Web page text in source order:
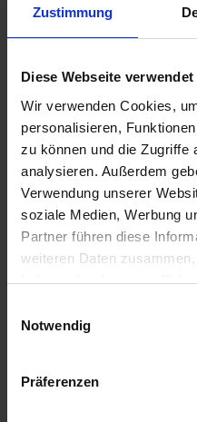
Zustimmung
Diese Webseite
Wir verwenden Cookies,
personalisieren,
zu können und die Zugriffe
analysieren. Außerdem
Verwendung unserer
soziale Medien, Werbung
Partner führen diese
weiteren Daten
haben oder die sie im
Notwendig
Präferenzen
Gamit 36 AMT
zzgl. MwSt.
81,50 € / l
ALTERNATIVE